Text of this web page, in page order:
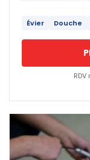
Évier Douche